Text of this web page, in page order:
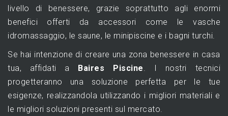
livello di benessere, grazie soprattutto agli enormi
benefici offerti da accessori come le vasche
idromassaggio, le saune, le minipiscine e i bagni turchi.
Se hai intenzione di creare una zona benessere in casa
tua, affidati a Baires Piscine. I nostri tecnici
progetteranno una soluzione perfetta per le tue
esigenze, realizzandola utilizzando i migliori materiali e
le migliori soluzioni presenti sul mercato.